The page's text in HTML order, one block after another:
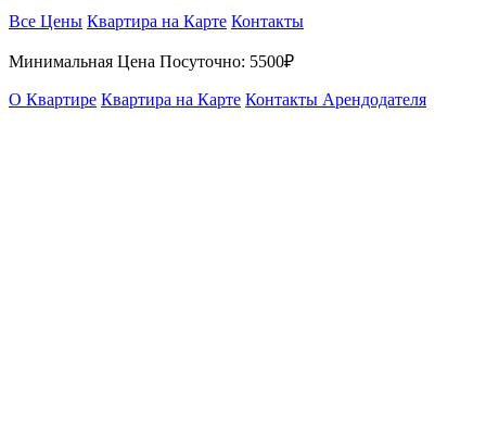
Все Цены Квартира на Карте Контакты
Минимальная Цена Посуточно: 5500₽
О Квартире Квартира на Карте Контакты Арендодателя